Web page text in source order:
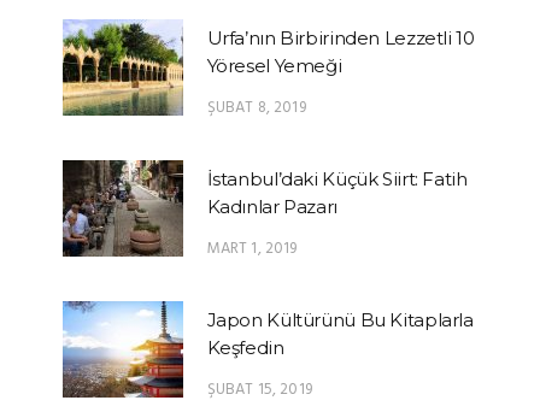
Urfa’nın Birbirinden Lezzetli 10
Yöresel Yemeği
ŞUBAT 8, 2019
İstanbul’daki Küçük Siirt: Fatih
Kadınlar Pazarı
MART 1, 2019
Japon Kültürünü Bu Kitaplarla
Keşfedin
ŞUBAT 15, 2019